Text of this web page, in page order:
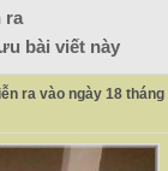
ra
bài viết này
ra vào ngày 18 tháng